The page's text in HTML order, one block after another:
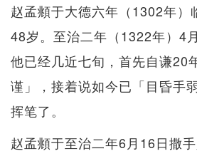
赵孟頫于大德六年（1302年）
48岁。至治二年（1322年）4
他已经几近七旬，首先自谦20
谨」，接着说如今已「目昏手
挥笔了。
赵孟頫于至治二年6月16日撒